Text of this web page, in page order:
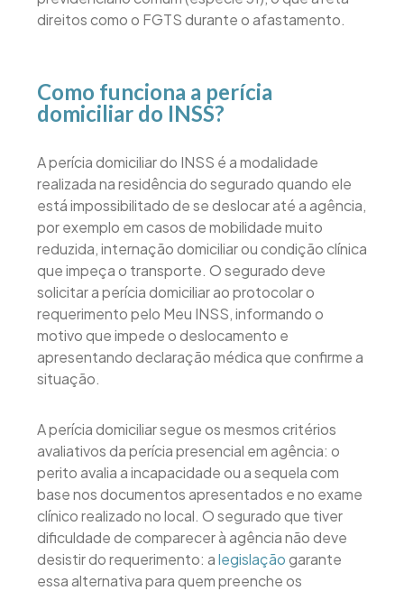
direitos como o FGTS durante o afastamento.
Como funciona a perícia
domiciliar do INSS?
A perícia domiciliar do INSS é a modalidade
realizada na residência do segurado quando ele
está impossibilitado de se deslocar até a agência,
por exemplo em casos de mobilidade muito
reduzida, internação domiciliar ou condição clínica
que impeça o transporte. O segurado deve
solicitar a perícia domiciliar ao protocolar o
requerimento pelo Meu INSS, informando o
motivo que impede o deslocamento e
apresentando declaração médica que confirme a
situação.
A perícia domiciliar segue os mesmos critérios
avaliativos da perícia presencial em agência: o
perito avalia a incapacidade ou a sequela com
base nos documentos apresentados e no exame
clínico realizado no local. O segurado que tiver
dificuldade de comparecer à agência não deve
desistir do requerimento: alegislaçãogarante
essa alternativa para quem preenche os